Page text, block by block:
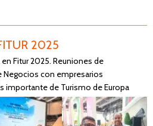
2025
Fitur 2025. Reuniones de
Negocios con empresarios
importante de Turismo de Europa